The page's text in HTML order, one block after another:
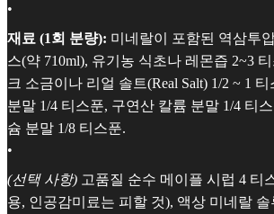
•
재료 (1회 분량): 미네랄이 포함된 역삼투
스(약 710ml), 유기농 식초나 레몬즙 2~3
크 소금이나 리얼 솔트(Real Salt) 1/2 ~ 1
분말 1/4 티스푼, 구연산 칼륨 분말 1/4 티
슘 분말 1/8 티스푼.
•
(선택 사항) 고품질 순수 메이플 시럽 4 티
용, 인공감미료는 피할 것), 액상 미네랄 솔